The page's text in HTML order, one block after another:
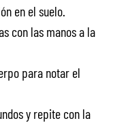
en el suelo.
con las manos a la
para notar el
y repite con la